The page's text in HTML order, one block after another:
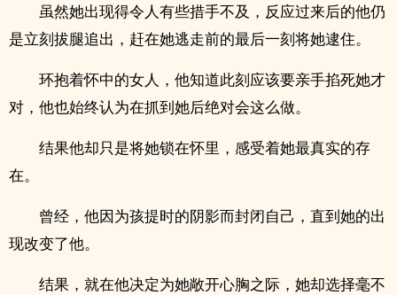
虽然她出现得令人有些措手不及，反应过来后的他仍
是立刻拔腿追出，赶在她逃走前的最后一刻将她逮住。
环抱着怀中的女人，他知道此刻应该要亲手掐死她才
对，他也始终认为在抓到她后绝对会这么做。
结果他却只是将她锁在怀里，感受着她最真实的存
在。
曾经，他因为孩提时的阴影而封闭自己，直到她的出
现改变了他。
结果，就在他决定为她敞开心胸之际，她却选择毫不